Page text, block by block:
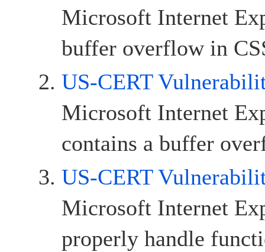
Microsoft Internet
buffer overflow in
US-CERT
Microsoft Internet
contains a buffer
US-CERT
Microsoft Internet
properly handle